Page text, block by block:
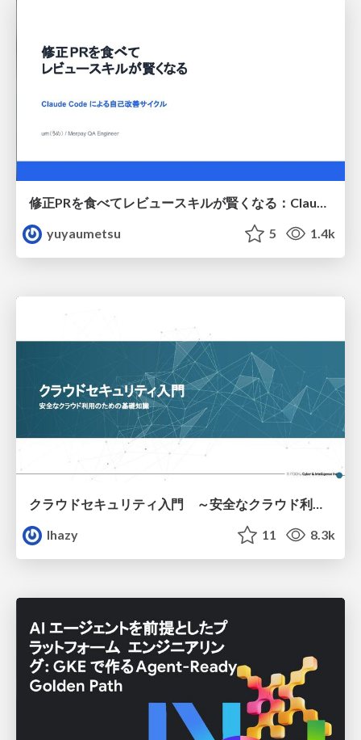
修正PRを食べてレビュースキルが賢くなる：Claude Codeによる自己改善サイクル
yuyaumetsu
5 1.4k
lhazy
11 8.3k